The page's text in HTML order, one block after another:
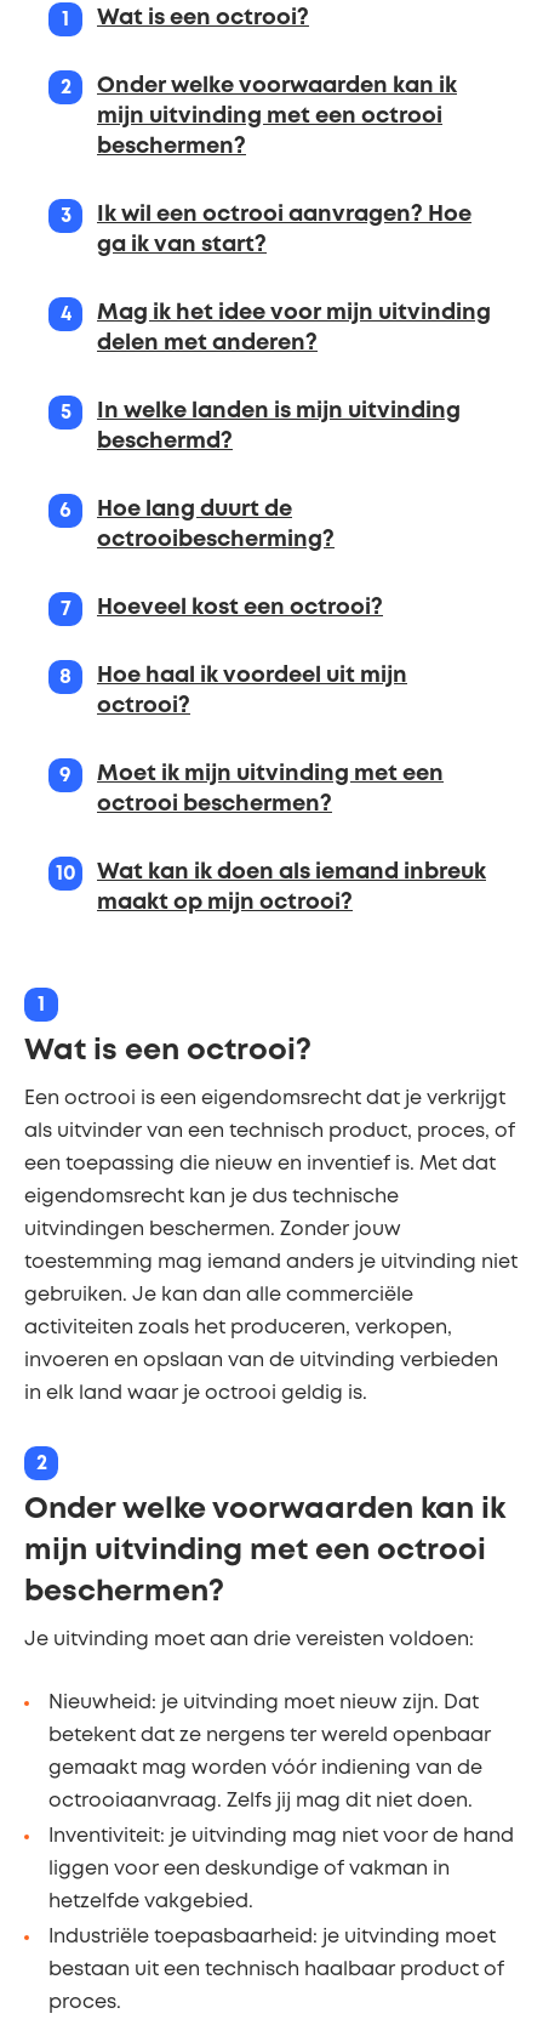
Wat is een octrooi?
Onder welke voorwaarden kan ik
mijn uitvinding met een octrooi
beschermen?
Ik wil een octrooi aanvragen? Hoe
ga ik van start?
Mag ik het idee voor mijn uitvinding
delen met anderen?
In welke landen is mijn uitvinding
beschermd?
Hoe lang duurt de
octrooibescherming?
Hoeveel kost een octrooi?
Hoe haal ik voordeel uit mijn
octrooi?
Moet ik mijn uitvinding met een
octrooi beschermen?
Wat kan ik doen als iemand inbreuk
maakt op mijn octrooi?
Wat is een octrooi?
Een octrooi is een eigendomsrecht dat je verkrijgt
als uitvinder van een technisch product, proces, of
een toepassing die nieuw en inventief is. Met dat
eigendomsrecht kan je dus technische
uitvindingen beschermen. Zonder jouw
toestemming mag iemand anders je uitvinding niet
gebruiken. Je kan dan alle commerciële
activiteiten zoals het produceren, verkopen,
invoeren en opslaan van de uitvinding verbieden
in elk land waar je octrooi geldig is.
2
Onder welke voorwaarden kan ik
mijn uitvinding met een octrooi
beschermen?
Je uitvinding moet aan drie vereisten voldoen:
Nieuwheid: je uitvinding moet nieuw zijn. Dat
betekent dat ze nergens ter wereld openbaar
gemaakt mag worden vóór indiening van de
octrooiaanvraag. Zelfs jij mag dit niet doen.
Inventiviteit: je uitvinding mag niet voor de hand
liggen voor een deskundige of vakman in
hetzelfde vakgebied.
Industriële toepasbaarheid: je uitvinding moet
bestaan uit een technisch haalbaar product of
proces.